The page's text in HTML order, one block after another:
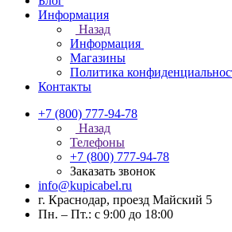
Информация
Назад
Информация
Магазины
Политика
Контакты
+7 (800) 777-94-78
Назад
Телефоны
+7 (800) 777-94-78
Заказать звонок
info@kupicabel.ru
г. Краснодар, проезд Майский 5
Пн. – Пт.: с 9:00 до 18:00